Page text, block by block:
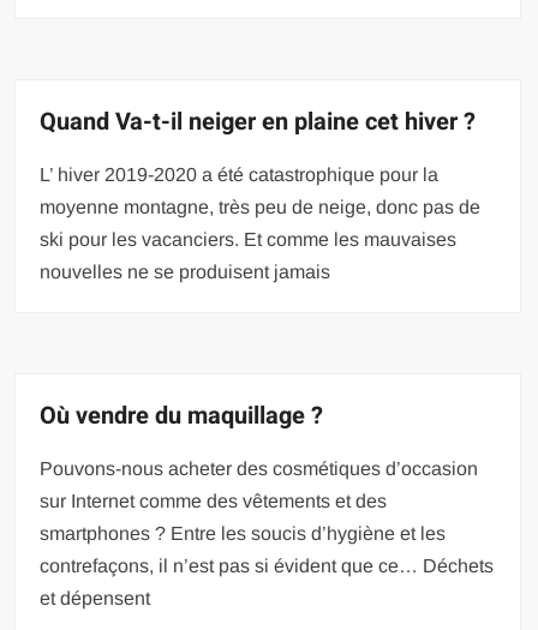
Quand Va-t-il neiger en plaine cet hiver ?
L’ hiver 2019-2020 a été catastrophique pour la
moyenne montagne, très peu de neige, donc pas de
ski pour les vacanciers. Et comme les mauvaises
nouvelles ne se produisent jamais
Où vendre du maquillage ?
Pouvons-nous acheter des cosmétiques d’occasion
sur Internet comme des vêtements et des
smartphones ? Entre les soucis d’hygiène et les
contrefaçons, il n’est pas si évident que ce… Déchets
et dépensent